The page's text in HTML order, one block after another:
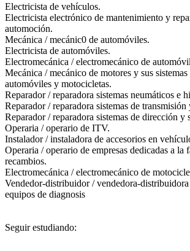
Electricista de vehículos.
Electricista electrónico de mantenimiento y
automoción.
Mecánica / mecánic0 de automóviles.
Electricista de automóviles.
Electromecánica / electromecánico de
Mecánica / mecánico de motores y sus
automóviles y motocicletas.
Reparador / reparadora sistemas neumáticos e
Reparador / reparadora sistemas de transmisión
Reparador / reparadora sistemas de dirección y
Operaria / operario de ITV.
Instalador / instaladora de accesorios en
Operaria / operario de empresas dedicadas a la
recambios.
Electromecánica / electromecánico de
Vendedor-distribuidor / vendedora-
equipos de diagnosis
Seguir estudiando: